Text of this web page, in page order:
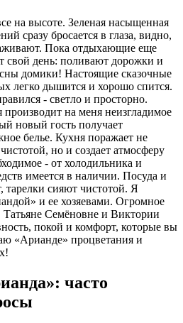
на высоте. Зеленая насыщенная
сразу бросается в глаза, видно,
Пока отдыхающие еще
свой день: поливают дорожки и
домики! Настоящие сказочные
легко дышится и хорошо спится.
- светло и просторно.
производит на меня неизгладимое
новый гость получает
белье. Кухня поражает не
но и создает атмосферу
- от холодильника и
имеется в наличии. Посуда и
тарелки сияют чистотой. Я
и ее хозяевами. Огромное
Семëновне и Виктории
покой и комфорт, которые вы
«Арианде» процветания и
часто